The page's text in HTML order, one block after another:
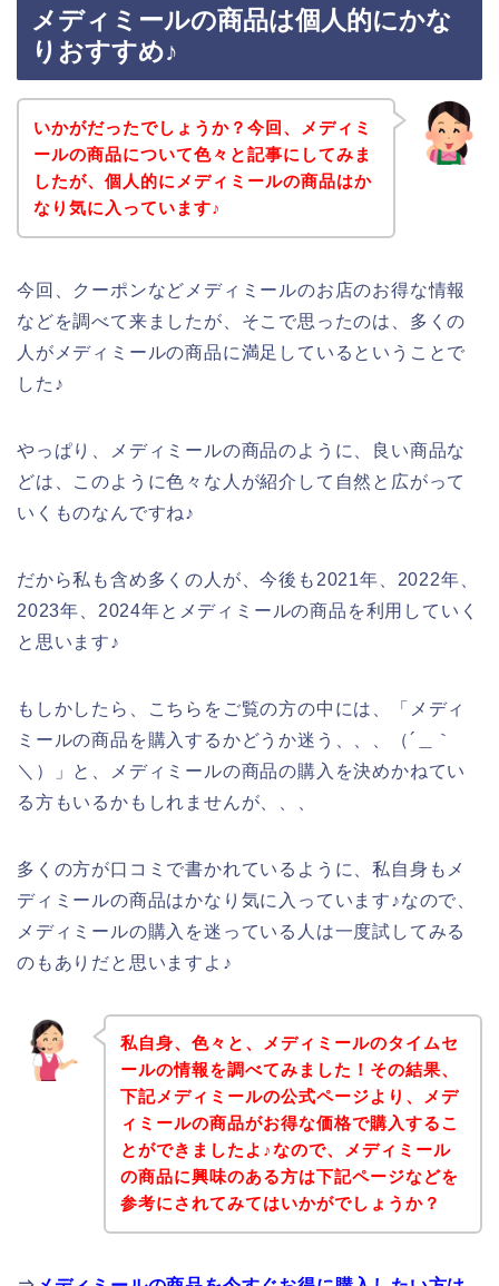
メディミールの商品は個人的にかな
りおすすめ♪
いかがだったでしょうか？今回、メディミ
ールの商品について色々と記事にしてみま
したが、個人的にメディミールの商品はか
なり気に入っています♪
今回、クーポンなどメディミールのお店のお得な情報
などを調べて来ましたが、そこで思ったのは、多くの
人がメディミールの商品に満足しているということで
した♪
やっぱり、メディミールの商品のように、良い商品な
どは、このように色々な人が紹介して自然と広がって
いくものなんですね♪
だから私も含め多くの人が、今後も2021年、2022年、
2023年、2024年とメディミールの商品を利用していく
と思います♪
もしかしたら、こちらをご覧の方の中には、「メディ
ミールの商品を購入するかどうか迷う、、、（´＿｀
＼）」と、メディミールの商品の購入を決めかねてい
る方もいるかもしれませんが、、、
多くの方が口コミで書かれているように、私自身もメ
ディミールの商品はかなり気に入っています♪なので、
メディミールの購入を迷っている人は一度試してみる
のもありだと思いますよ♪
私自身、色々と、メディミールのタイムセ
ールの情報を調べてみました！その結果、
下記メディミールの公式ページより、メデ
ィミールの商品がお得な価格で購入するこ
とができましたよ♪なので、メディミール
の商品に興味のある方は下記ページなどを
参考にされてみてはいかがでしょうか？